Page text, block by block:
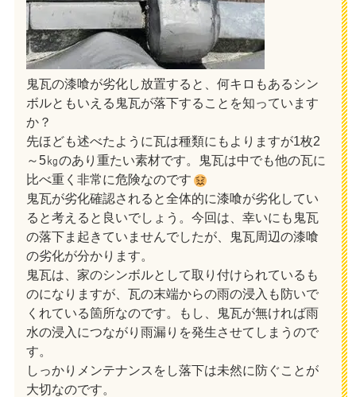
鬼瓦の漆喰が劣化し放置すると、何キロもあるシン
ボルともいえる鬼瓦が落下することを知っています
か？
先ほども述べたように瓦は種類にもよりますが1枚2
～5㎏のあり重たい素材です。鬼瓦は中でも他の瓦に
比べ重く非常に危険なのです
鬼瓦が劣化確認されると全体的に漆喰が劣化してい
ると考えると良いでしょう。今回は、幸いにも鬼瓦
の落下ま起きていませんでしたが、鬼瓦周辺の漆喰
の劣化が分かります。
鬼瓦は、家のシンボルとして取り付けられているも
のになりますが、瓦の末端からの雨の浸入も防いで
くれている箇所なのです。もし、鬼瓦が無ければ雨
水の浸入につながり雨漏りを発生させてしまうので
す。
しっかりメンテナンスをし落下は未然に防ぐことが
大切なのです。